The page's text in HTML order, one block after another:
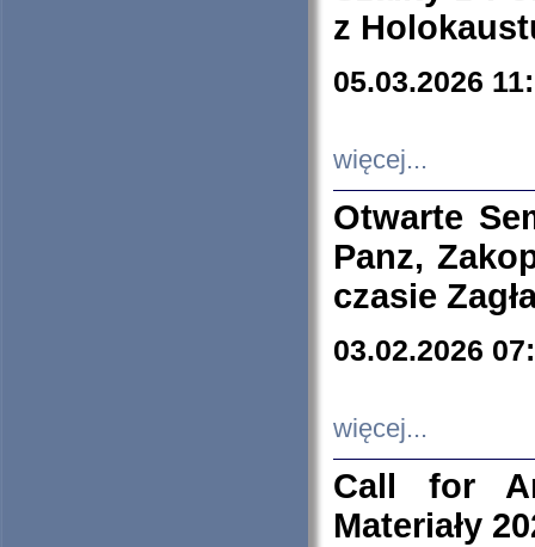
z
05.03.2026
więcej...
Otwarte
Panz,
czasie
03.02.2026
więcej...
Call for
Materiały